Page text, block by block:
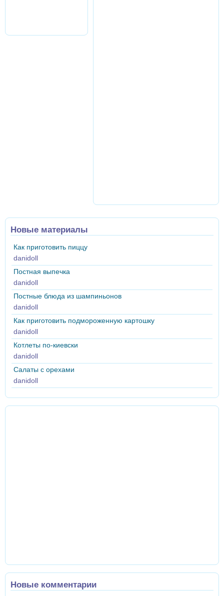
Новые материалы
Как приготовить пиццу
danidoll
Постная выпечка
danidoll
Постные блюда из шампиньонов
danidoll
Как приготовить подмороженную картошку
danidoll
Котлеты по-киевски
danidoll
Салаты с орехами
danidoll
Новые комментарии